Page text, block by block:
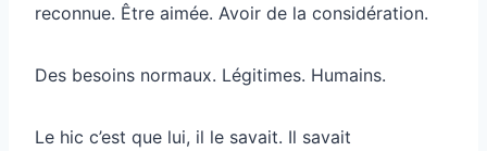
reconnue. Être aimée. Avoir de la considération.
Des besoins normaux. Légitimes. Humains.
Le hic c’est que lui, il le savait. Il savait